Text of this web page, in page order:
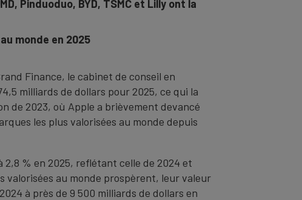
Pinduoduo, BYD, TSMC et Lilly ont la
monde en 2025
Finance, le cabinet de conseil en
milliards de dollars pour 2025, ce qui la
de 2023, où Apple a brièvement devancé
les plus valorisées au monde depuis
2,8 % en 2025, reflétant celle de 2024 et
valorisées au monde prospèrent, leur valeur
à près de 9 500 milliards de dollars en